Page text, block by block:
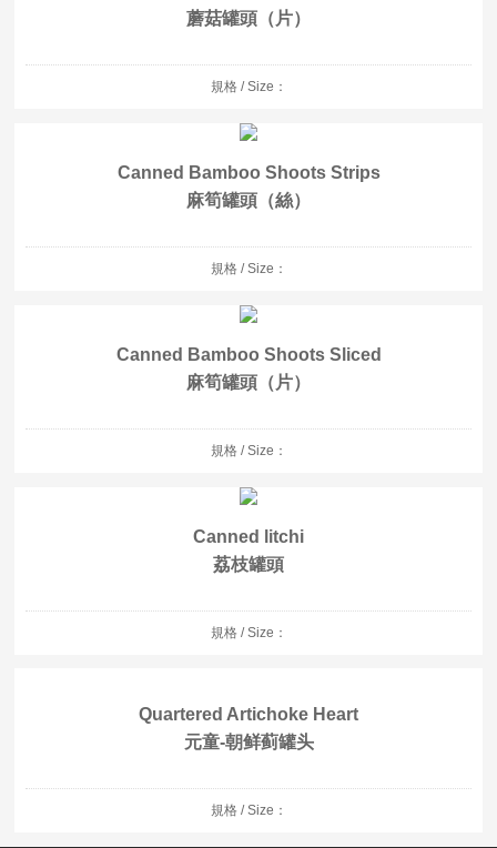
蘑菇罐頭（片）
規格 / Size：
Canned Bamboo Shoots Strips
麻筍罐頭（絲）
規格 / Size：
Canned Bamboo Shoots Sliced
麻筍罐頭（片）
規格 / Size：
Canned litchi
荔枝罐頭
規格 / Size：
Quartered Artichoke Heart
元童-朝鲜蓟罐头
規格 / Size：